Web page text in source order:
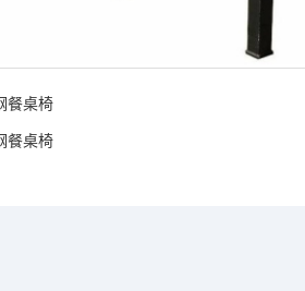
餐桌椅
餐桌椅